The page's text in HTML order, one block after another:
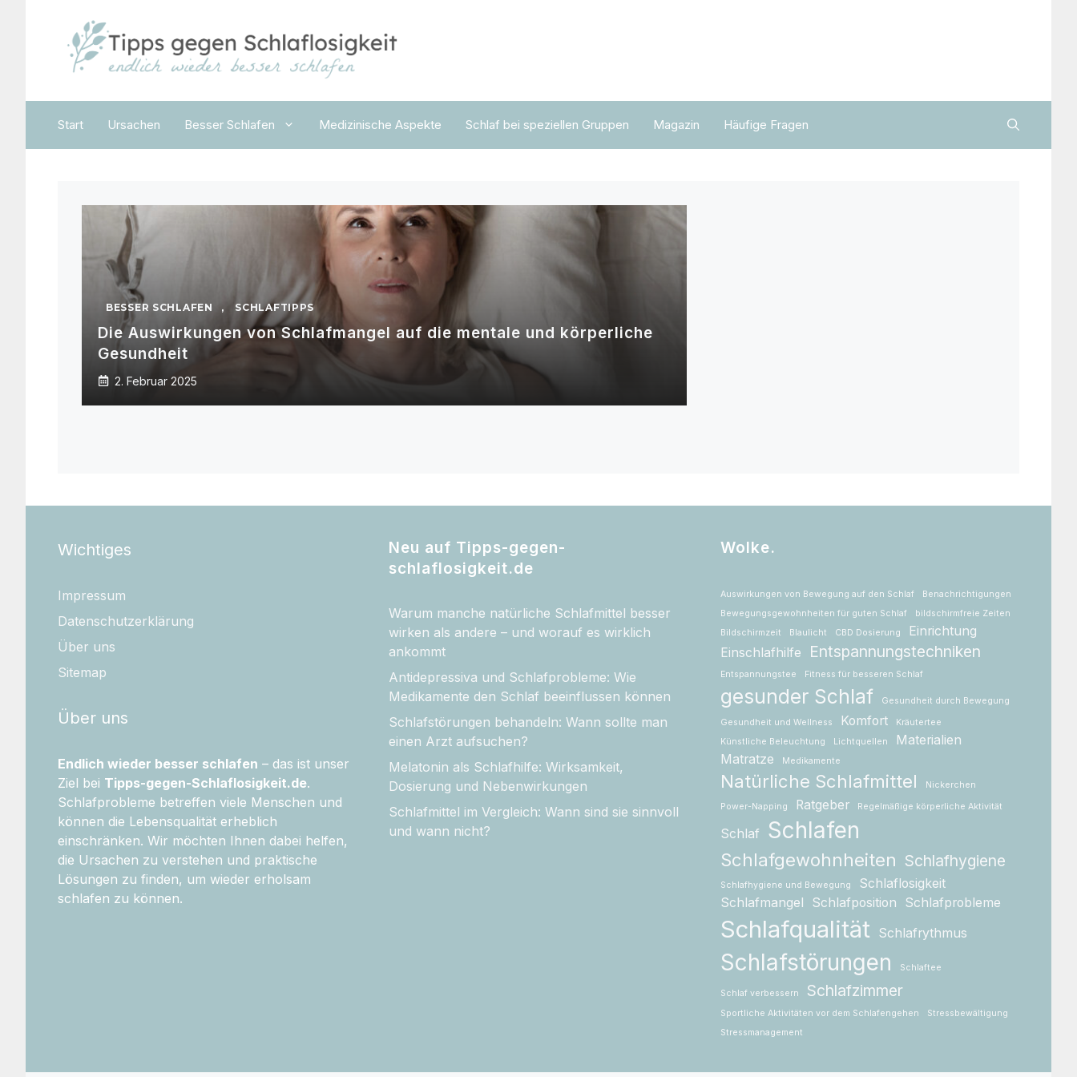
Start Ursachen Besser Schlafen Medizinische Aspekte Schlaf bei speziellen Gruppen Magazin Häufige Fragen
BESSER SCHLAFEN , SCHLAFTIPPS
Die Auswirkungen von Schlafmangel auf die mentale und körperliche
Gesundheit
2. Februar 2025
Wichtiges
Impressum
Datenschutzerklärung
Über uns
Sitemap
Über uns
Endlich wieder besser schlafen – das ist unser
Ziel bei Tipps-gegen-Schlaflosigkeit.de.
Schlafprobleme betreffen viele Menschen und
können die Lebensqualität erheblich
einschränken. Wir möchten Ihnen dabei helfen,
die Ursachen zu verstehen und praktische
Lösungen zu finden, um wieder erholsam
schlafen zu können.
Neu auf Tipps-gegen-
schlaflosigkeit.de
Warum manche natürliche Schlafmittel besser
wirken als andere – und worauf es wirklich
ankommt
Antidepressiva und Schlafprobleme: Wie
Medikamente den Schlaf beeinflussen können
Schlafstörungen behandeln: Wann sollte man
einen Arzt aufsuchen?
Melatonin als Schlafhilfe: Wirksamkeit,
Dosierung und Nebenwirkungen
Schlafmittel im Vergleich: Wann sind sie sinnvoll
und wann nicht?
Wolke.
Auswirkungen von Bewegung auf den Schlaf
Benachrichtigungen
Bewegungsgewohnheiten für guten Schlaf
bildschirmfreie Zeiten
Bildschirmzeit
Blaulicht CBD Dosierung
Einrichtung
Einschlafhilfe
Entspannungstechniken
Entspannungstee Fitness für besseren Schlaf
gesunder Schlaf Gesundheit durch Bewegung
Gesundheit und Wellness Komfort
Kräutertee
Künstliche Beleuchtung
Lichtquellen
Materialien
Matratze
Medikamente
Natürliche Schlafmittel Nickerchen
Power-Napping Ratgeber Regelmäßige körperliche Aktivität
Schlaf Schlafen
Schlafgewohnheiten Schlafhygiene
Schlafhygiene und Bewegung
Schlaflosigkeit
Schlafmangel
Schlafposition Schlafprobleme
Schlafqualität Schlafrythmus
Schlafstörungen Schlaftee
Schlaf verbessern Schlafzimmer
Sportliche Aktivitäten vor dem Schlafengehen
Stressbewältigung
Stressmanagement